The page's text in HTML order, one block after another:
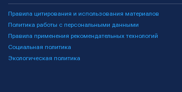
Правила цитирования и использования материалов
Политика работы с персональными данными
Правила применения рекомендательных технологий
Социальная политика
Экологическая политика